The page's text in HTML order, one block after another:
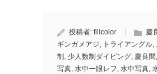
投稿者: fillcolor 慶
ギンガメアジ, トライアングル,
制 , 少人数制ダイビング, 慶良間 ,
写真, 水中一眼レフ, 水中写真,